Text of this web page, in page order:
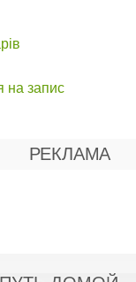
на запис
РЕКЛАМА